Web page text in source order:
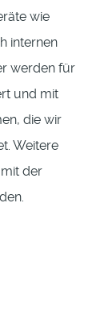
wie
internen
werden für
und mit
die wir
Weitere
der